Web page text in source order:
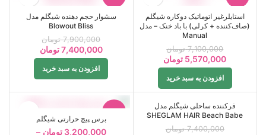
استایلرغیر اتوماتیک دوکاره شیگلم
(صاف‌کننده + کرلی) با باد خنک – مدل
Manual
7,100,000 تومان
5,570,000 تومان
افزودن به سبد خرید
سشوار حجم دهنده شیگلم مدل
Blowout Bliss
7,900,000 تومان
7,400,000تومان
افزودن به سبد خرید
-7%
فرکننده ساحلی شیگلم مدل
SHEGLAM HAIR Beach Babe
7,400,000 تومان
برس پیچ حرارتی شیگلم
3,200,000 تومان –